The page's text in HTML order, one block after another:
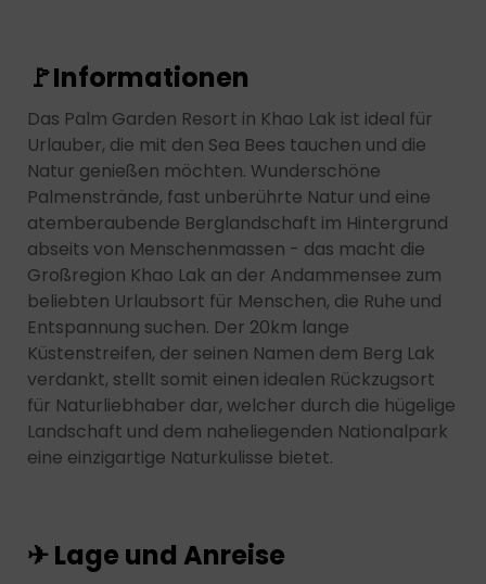
🚩Informationen
Das Palm Garden Resort in Khao Lak ist ideal für
Urlauber, die mit den Sea Bees tauchen und die
Natur genießen möchten. Wunderschöne
Palmenstrände, fast unberührte Natur und eine
atemberaubende Berglandschaft im Hintergrund
abseits von Menschenmassen - das macht die
Großregion Khao Lak an der Andammensee zum
beliebten Urlaubsort für Menschen, die Ruhe und
Entspannung suchen. Der 20km lange
Küstenstreifen, der seinen Namen dem Berg Lak
verdankt, stellt somit einen idealen Rückzugsort
für Naturliebhaber dar, welcher durch die hügelige
Landschaft und dem naheliegenden Nationalpark
eine einzigartige Naturkulisse bietet.
✈ Lage und Anreise